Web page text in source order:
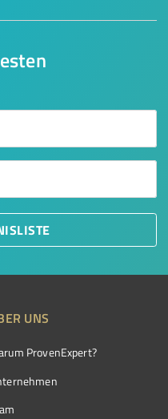
UNS
ProvenExpert?